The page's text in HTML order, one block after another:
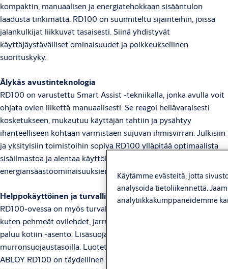
kompaktin, manuaalisen ja energiatehokkaan sisääntulon
laadusta tinkimättä. RD100 on suunniteltu sijainteihin, joissa
jalankulkijat liikkuvat tasaisesti. Siinä yhdistyvät
käyttäjäystävälliset ominaisuudet ja poikkeuksellinen
suorituskyky.
Älykäs avustinteknologia
RD100 on varustettu Smart Assist -tekniikalla, jonka avulla voit
ohjata ovien liikettä manuaalisesti. Se reagoi hellävaraisesti
kosketukseen, mukautuu käyttäjän tahtiin ja pysähtyy
ihanteelliseen kohtaan varmistaen sujuvan ihmisvirran. Julkisiin
ja yksityisiin toimistoihin sopiva RD100 ylläpitää optimaalista
sisäilmastoa ja alentaa käyttökustannuksia
energiansäästöominaisuuksien ja helpon huollon ansiosta.
Helppokäyttöinen ja turvallinen
RD100-ovessa on myös turvallisuutta parantavia ominaisuuksia,
kuten pehmeät ovilehdet, jarrutusominaisuudet ja intuitiivinen
paluu kotiin -asento. Lisäsuojausta on saatavana RC2- ja RC3-
murronsuojaustasoilla. Luotettava ja ympäristöä säästävä ASSA
ABLOY RD100 on täydellinen sisäänkäyntiratkaisu kaikkiin
Käytämme evästeitä, jotta
analysoida tietoliikennettä.
analytiikkakumppaneidemme